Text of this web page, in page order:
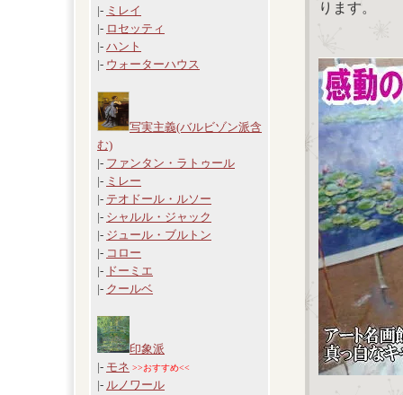
|- ミレイ
|- ロセッティ
|- ハント
|- ウォーターハウス
写実主義(バルビゾン派含
む)
|- ファンタン・ラトゥール
|- ミレー
|- テオドール・ルソー
|- シャルル・ジャック
|- ジュール・ブルトン
|- コロー
|- ドーミエ
|- クールベ
印象派
|- モネ >>おすすめ<<
|- ルノワール
ります。